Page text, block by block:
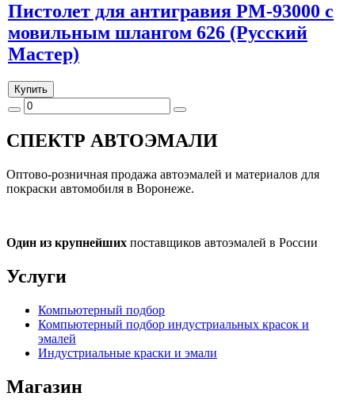
Пистолет для антигравия РМ-93000 с
мовильным шлангом 626 (Русский
Мастер)
Купить
СПЕКТР АВТОЭМАЛИ
Оптово-розничная продажа автоэмалей и материалов для
покраски автомобиля в Воронеже.
Один из крупнейших поставщиков автоэмалей в России
Услуги
Компьютерный подбор
Компьютерный подбор индустриальных красок и
эмалей
Индустриальные краски и эмали
Магазин